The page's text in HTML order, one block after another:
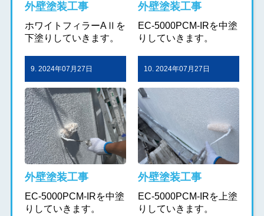
外壁塗装工事
ホワイトフィラーAⅡを
下塗りしていきます。
外壁塗装工事
EC-5000PCM-IRを中塗
りしていきます。
9. 2024年07月27日
外壁塗装工事
EC-5000PCM-IRを中塗
りしていきます。
10. 2024年07月27日
外壁塗装工事
EC-5000PCM-IRを上塗
りしていきます。